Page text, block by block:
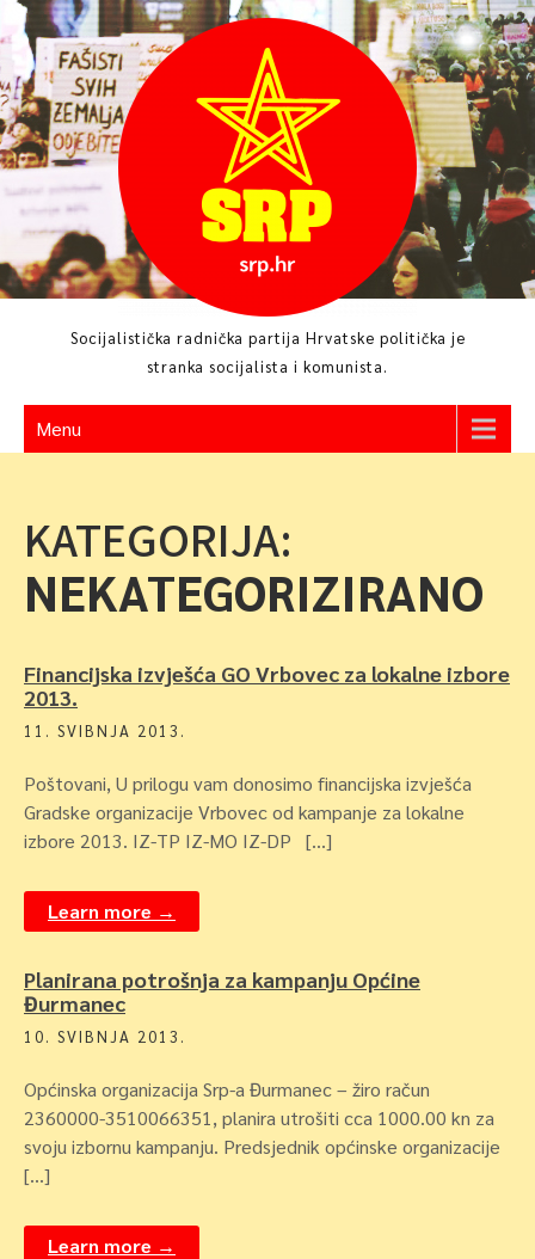
Skip
to
content
Socijalistička radnička partija Hrvatske politička je
stranka socijalista i komunista.
Menu
KATEGORIJA:
NEKATEGORIZIRANO
Financijska izvješća GO Vrbovec za lokalne izbore
2013.
11. SVIBNJA 2013.
Poštovani, U prilogu vam donosimo financijska izvješća
Gradske organizacije Vrbovec od kampanje za lokalne
izbore 2013. IZ-TP IZ-MO IZ-DP […]
Learn more →
Planirana potrošnja za kampanju Općine
Đurmanec
10. SVIBNJA 2013.
Općinska organizacija Srp-a Đurmanec – žiro račun
2360000-3510066351, planira utrošiti cca 1000.00 kn za
svoju izbornu kampanju. Predsjednik općinske organizacije
[…]
Learn more →